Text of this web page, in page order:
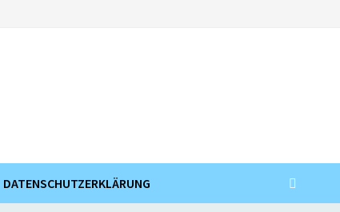
DATENSCHUTZERKLÄRUNG